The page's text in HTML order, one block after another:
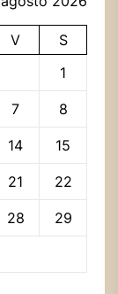
V
S
1
7 8
14 15
21 22
28 29